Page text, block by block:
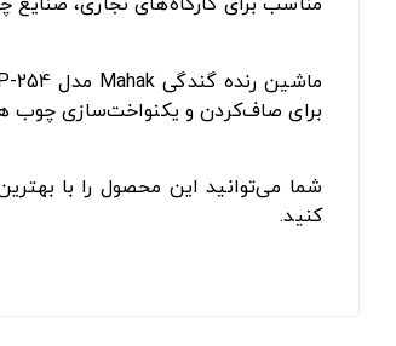
برای صاف‌کردن و یکنواخت‌سازی چوب
شما می‌توانید این محصول را با
کنید.